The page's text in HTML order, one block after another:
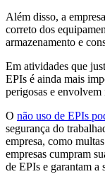
Além disso, a
correto dos
armazenamento e
Em atividades que
EPIs é ainda mais
perigosas e envolvem
O não uso de EPIs
segurança do
empresa, como
empresas cumpram
de EPIs e garantam a